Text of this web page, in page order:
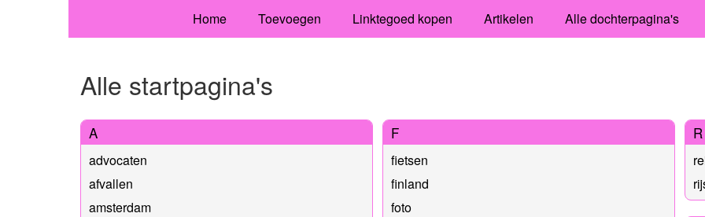
Home Toevoegen Linktegoed kopen Artikelen Alle dochterpagina's
Alle startpagina's
A
advocaten
afvallen
amsterdam
F
fietsen
finland
foto
R